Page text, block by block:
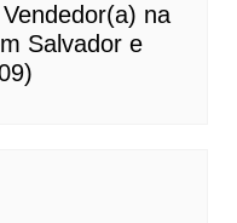
na
Salvador e